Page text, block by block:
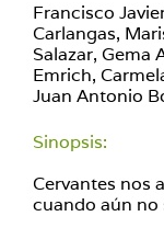
Francisco
Carlangas,
Salazar, Gema
Emrich,
Juan Antonio
Sinopsis:
Cervantes nos
cuando aún no